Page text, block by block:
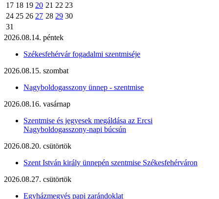
17 18 19 20 21 22 23
24 25 26 27 28 29 30
31
2026.08.14. péntek
Székesfehérvár fogadalmi szentmiséje
2026.08.15. szombat
Nagyboldogasszony ünnep - szentmise
2026.08.16. vasárnap
Szentmise és jegyesek megáldása az Ercsi
Nagyboldogasszony-napi búcsún
2026.08.20. csütörtök
Szent István király ünnepén szentmise Székesfehérváron
2026.08.27. csütörtök
Egyházmegyés papi zarándoklat